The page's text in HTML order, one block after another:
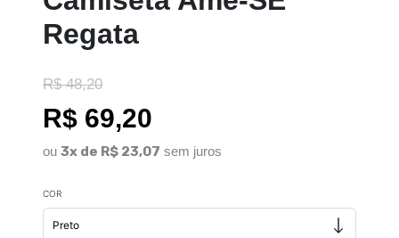
Regata
R$ 48,20
R$ 69,20
ou 3x de R$ 23,07 sem juros
COR